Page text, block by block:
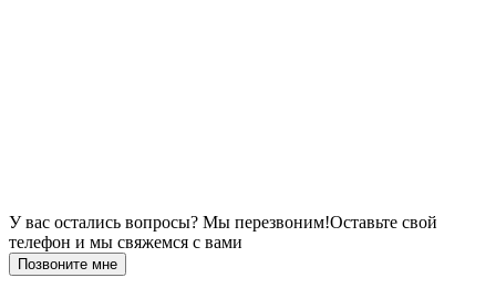
У вас остались вопросы? Мы перезвоним!Оставьте свой
телефон и мы свяжемся с вами
Позвоните мне